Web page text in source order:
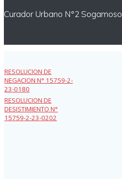
Curador Urbano N°2 Sogamoso
RESOLUCION DE
NEGACION N° 15759-2-
23-0180
RESOLUCION DE
DESISTIMIENTO N°
15759-2-23-0202